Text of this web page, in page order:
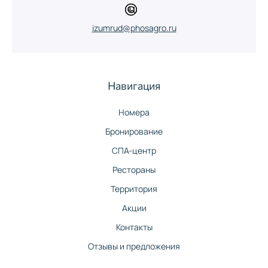
izumrud@phosagro.ru
Навигация
Номера
Бронирование
СПА-центр
Рестораны
Территория
Акции
Контакты
Отзывы и предложения